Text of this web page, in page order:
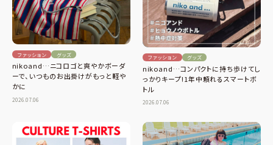
ファッション グッズ
nikoand…ニコロゴと爽やかボーダ
ーで、いつものお出掛けがもっと軽や
かに
2026.07.06
ファッション グッズ
nikoand…コンパクトに持ち歩けてし
っかりキープ!1年中頼れるスマートボ
トル
2026.07.06